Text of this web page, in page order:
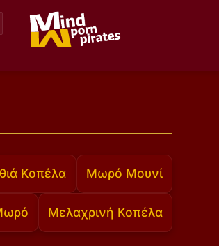
Κοπέλα Μωρό Μουνί
Μελαχρινή Κοπέλα